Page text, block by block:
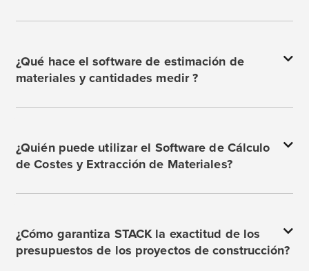
¿Qué hace el software de estimación de
materiales y cantidades medir ?
¿Quién puede utilizar el Software de Cálculo
de Costes y Extracción de Materiales?
¿Cómo garantiza STACK la exactitud de los
presupuestos de los proyectos de construcción?